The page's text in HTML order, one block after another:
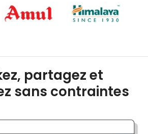
partagez et
sans contraintes